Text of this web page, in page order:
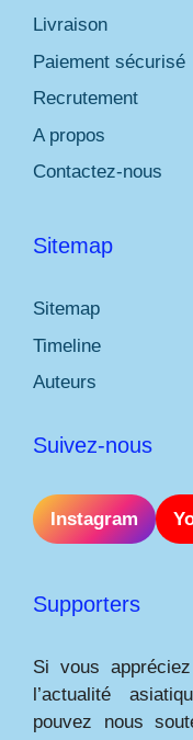
Livraison
Paiement sécurisé
Recrutement
A propos
Contactez-nous
Sitemap
Sitemap
Timeline
Auteurs
Suivez-nous
Instagram
Supporters
Si vous
l’actualité
pouvez nous